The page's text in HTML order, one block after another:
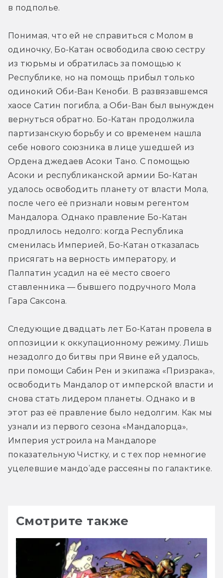
в подполье.
Понимая, что ей не справиться с Молом в
одиночку, Бо-Катан освободила свою сестру
из тюрьмы и обратилась за помощью к
Республике, но на помощь прибыл только
одинокий Оби-Ван Кеноби. В развязавшемся
хаосе Сатин погибла, а Оби-Ван был вынужден
вернуться обратно. Бо-Катан продолжила
партизанскую борьбу и со временем нашла
себе нового союзника в лице ушедшей из
Ордена джедаев Асоки Тано. С помощью
Асоки и республиканской армии Бо-Катан
удалось освободить планету от власти Мола,
после чего её признали новым регентом
Мандалора. Однако правление Бо-Катан
продлилось недолго: когда Республика
сменилась Империей, Бо-Катан отказалась
присягать на верность императору, и
Палпатин усадил на её место своего
ставленника — бывшего подручного Мола
Гара Саксона.
Следующие двадцать лет Бо-Катан провела в
оппозиции к оккупационному режиму. Лишь
незадолго до битвы при Явине ей удалось,
при помощи Сабин Рен и экипажа «Призрака»,
освободить Мандалор от имперской власти и
снова стать лидером планеты. Однако и в
этот раз её правление было недолгим. Как мы
узнали из первого сезона «Мандалорца»,
Империя устроила на Мандалоре
показательную Чистку, и с тех пор немногие
уцелевшие мандо’аде рассеяны по галактике.
Смотрите также